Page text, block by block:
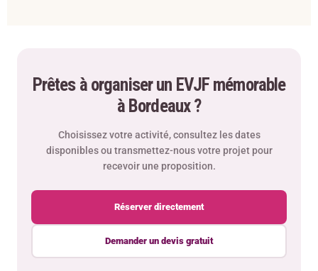
Prêtes à organiser un EVJF mémorable
à Bordeaux ?
Choisissez votre activité, consultez les dates
disponibles ou transmettez-nous votre projet pour
recevoir une proposition.
Réserver directement
Demander un devis gratuit